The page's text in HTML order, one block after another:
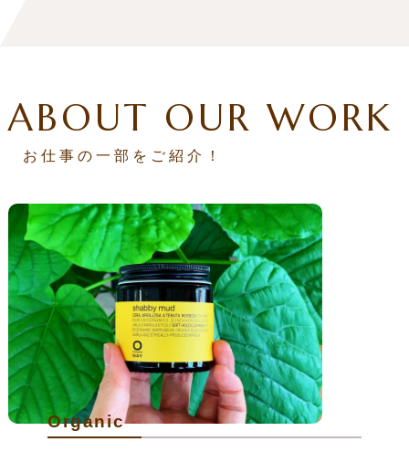
ABOUT OUR WORK
お仕事の一部をご紹介！
Organic